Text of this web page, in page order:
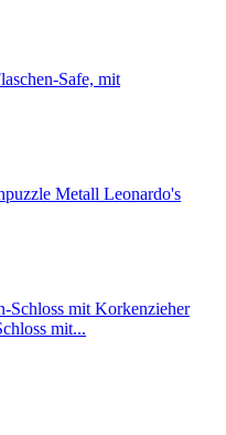
Safe, mit
Leonardo's
mit...